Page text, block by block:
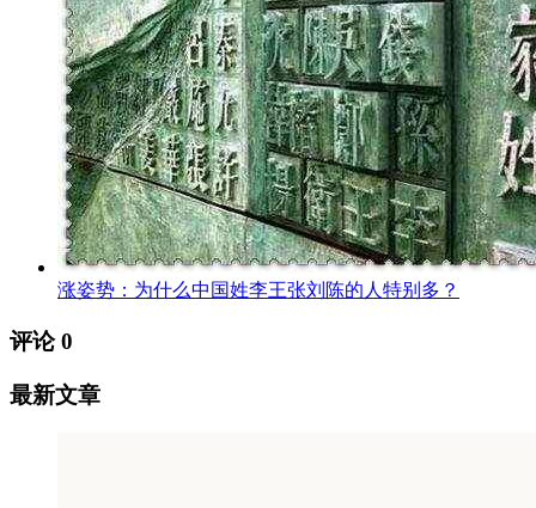
涨姿势：为什么中国姓李王张刘陈的人特别多？
评论0
最新文章